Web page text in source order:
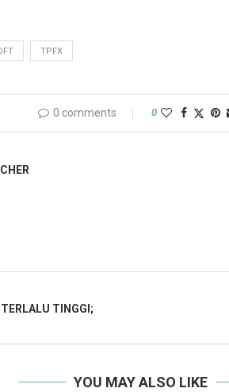
TPFX
0 comments 0
TINGGI;
YOU MAY ALSO LIKE